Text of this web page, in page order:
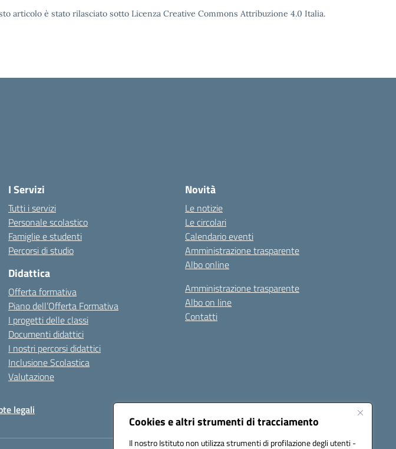
Cookies e altri strumenti di tracciamento
Il nostro Istituto non utilizza strumenti di profilazione degli utenti -
articolo è stato rilasciato sotto Licenza Creative Commons Attribuzione 4.0 Italia.
I Servizi
Tutti i servizi
Personale scolastico
Famiglie e studenti
Percorsi di studio
Didattica
Offerta formativa
Piano dell’Offerta Formativa
I progetti delle classi
Documenti didattici
I nostri percorsi didattici
Inclusione Scolastica
Valutazione
Novità
Le notizie
Le circolari
Calendario eventi
Amministrazione trasparente
Albo online
Amministrazione trasparente
Albo on line
Contatti
legali